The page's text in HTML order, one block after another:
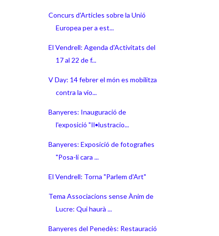
Concurs d'Articles sobre la Unió
Europea per a est...
El Vendrell: Agenda d'Activitats del
17 al 22 de f...
V Day: 14 febrer el món es mobilitza
contra la vio...
Banyeres: Inauguració de
l'exposició "Il•lustracio...
Banyeres: Exposició de fotografies
"Posa-li cara ...
El Vendrell: Torna "Parlem d'Art"
Tema Associacions sense Ànim de
Lucre: Qui haurà ...
Banyeres del Penedès: Restauració